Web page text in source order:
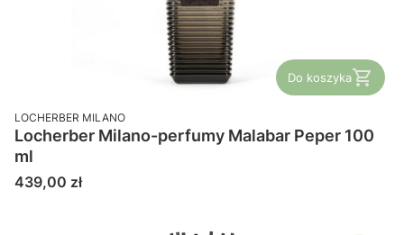
Do koszyka
PRODUCENT
LOCHERBER MILANO
Locherber Milano-perfumy Malabar Peper 100
ml
Cena
439,00 zł